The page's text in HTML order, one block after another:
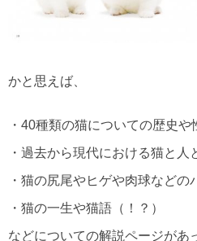
かと思えば、
・40種類の猫についての歴史や
・過去から現代における猫と人
・猫の尻尾やヒゲや肉球などの
・猫の一生や猫語（！？）
などについての解説ページがあ